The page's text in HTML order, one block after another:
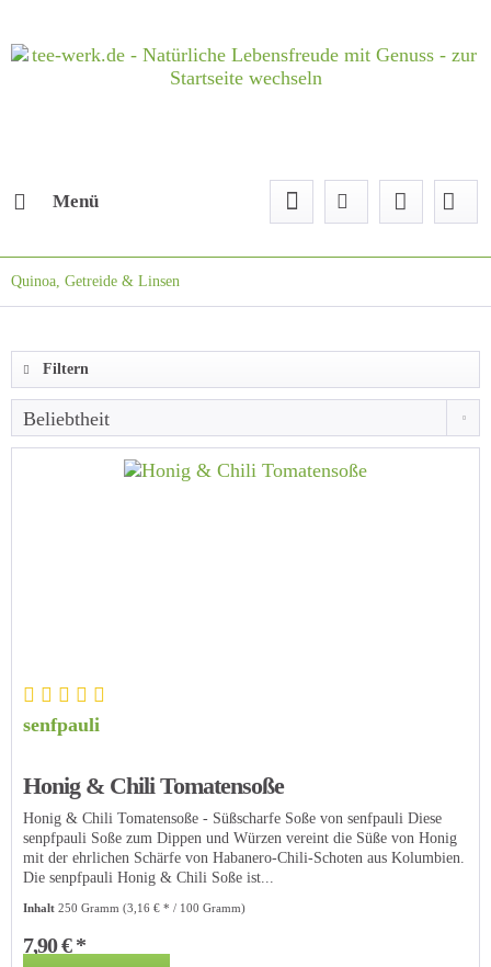
Menü
Quinoa, Getreide & Linsen
Filtern
senfpauli
Honig & Chili Tomatensoße
Honig & Chili Tomatensoße - Süßscharfe Soße von senfpauli Diese
senpfpauli Soße zum Dippen und Würzen vereint die Süße von Honig
mit der ehrlichen Schärfe von Habanero-Chili-Schoten aus Kolumbien.
Die senpfpauli Honig & Chili Soße ist...
Inhalt250 Gramm(3,16 € * / 100 Gramm)
7,90 € *